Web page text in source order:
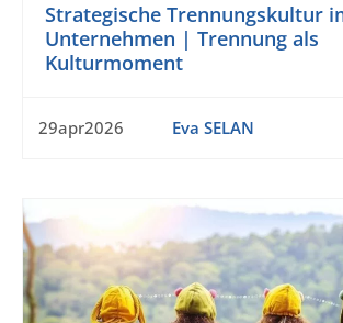
Strategische Trennungskultur
Unternehmen | Trennung als
Kulturmoment
29apr2026 Eva SELAN